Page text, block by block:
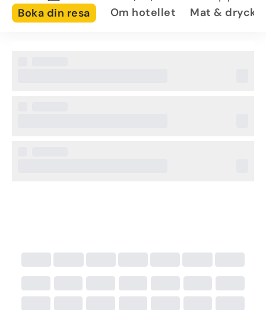
Boka din resa Om hotellet Mat & dryck